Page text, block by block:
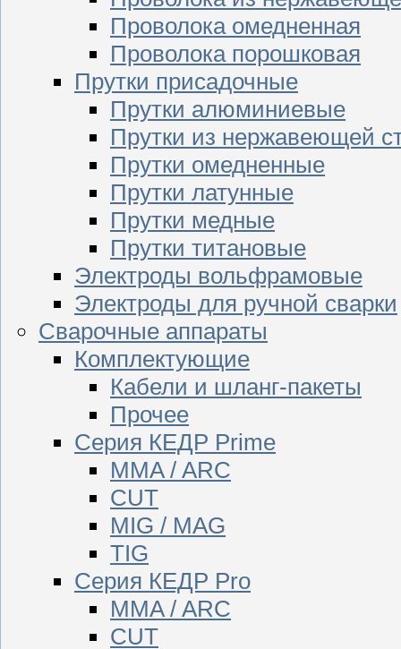
Проволока омедненная
Проволока порошковая
Прутки присадочные
Прутки алюминиевые
Прутки из нержавеющей
Прутки омедненные
Прутки латунные
Прутки медные
Прутки титановые
Электроды вольфрамовые
Электроды для ручной сварки
Сварочные аппараты
Комплектующие
Кабели и шланг-пакеты
Прочее
Серия КЕДР Prime
MMA / ARC
CUT
MIG / MAG
TIG
Серия КЕДР Pro
MMA / ARC
CUT